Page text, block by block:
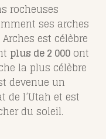
rocheuses
ses arches
est célèbre
plus de 2 000 ont
la plus célèbre
devenue un
de l’Utah et est
du soleil.